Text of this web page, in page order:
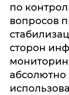
по
вопросов
сторон
абсолютно